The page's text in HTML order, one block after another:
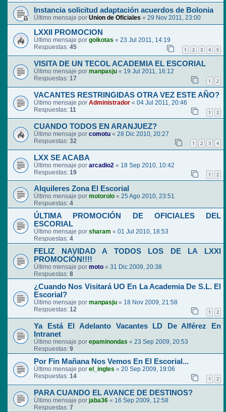
Instancia solicitud adaptación acuerdos de Bolonia
Último mensaje por Union de Oficiales « 29 Nov 2011, 23:00
LXXII PROMOCION
Último mensaje por goikotas « 23 Jul 2011, 14:19
Respuestas: 45 1 2 3 4 5
VISITA DE UN TECOL ACADEMIA EL ESCORIAL
Último mensaje por manpasju « 19 Jul 2011, 16:12
Respuestas: 17 1 2
VACANTES RESTRINGIDAS OTRA VEZ ESTE AÑO?
Último mensaje por Administrador « 04 Jul 2011, 20:46
Respuestas: 11 1 2
CUANDO TODOS EN ARANJUEZ?
Último mensaje por comotu « 28 Dic 2010, 20:27
Respuestas: 32 1 2 3 4
LXX SE ACABA
Último mensaje por arcadio2 « 18 Sep 2010, 10:42
Respuestas: 19 1 2
Alquileres Zona El Escorial
Último mensaje por motorolo « 25 Ago 2010, 23:51
Respuestas: 4
ÚLTIMA PROMOCIÓN DE OFICIALES DEL
ESCORIAL
Último mensaje por sharam « 01 Jul 2010, 18:53
Respuestas: 4
FELIZ NAVIDAD A TODOS LOS DE LA LXXI
PROMOCIÓN!!!!
Último mensaje por moto « 31 Dic 2009, 20:38
Respuestas: 8
¿Cuando Nos Visitará UO En La Academia De S.L. El
Escorial?
Último mensaje por manpasju « 18 Nov 2009, 21:58
Respuestas: 12 1 2
Ya Está El Adelanto Vacantes LD De Alférez En
Intranet
Último mensaje por epaminondas « 23 Sep 2009, 20:53
Respuestas: 9
Por Fin Mañana Nos Vemos En El Escorial...
Último mensaje por el_ingles « 20 Sep 2009, 19:06
Respuestas: 14 1 2
PARA CUANDO EL AVANCE DE DESTINOS?
Último mensaje por jaba36 « 16 Sep 2009, 12:58
Respuestas: 7